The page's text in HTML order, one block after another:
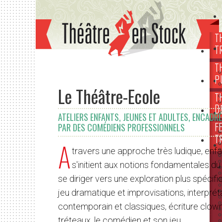
Le Théâtre-Ecole
ATELIERS ENFANTS, JEUNES ET ADULTES,
PAR DES COMÉDIENS PROFESSIONNELS
Atravers une approche très ludique,
s'initient aux notions fondamentales
se diriger vers une exploration plus
jeu dramatique et improvisations,
contemporain et classiques, écriture